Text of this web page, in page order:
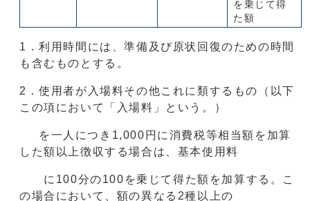
を乗じて得
た額
1．利用時間には、準備及び原状回復のための時間
も含むものとする。
2．使用者が入場料その他これに類するもの（以下
この項において「入場料」という。）
を一人につき1,000円に消費税等相当額を加算
した額以上徴収する場合は、基本使用料
に100分の100を乗じて得た額を加算する。こ
の場合において、額の異なる2種以上の